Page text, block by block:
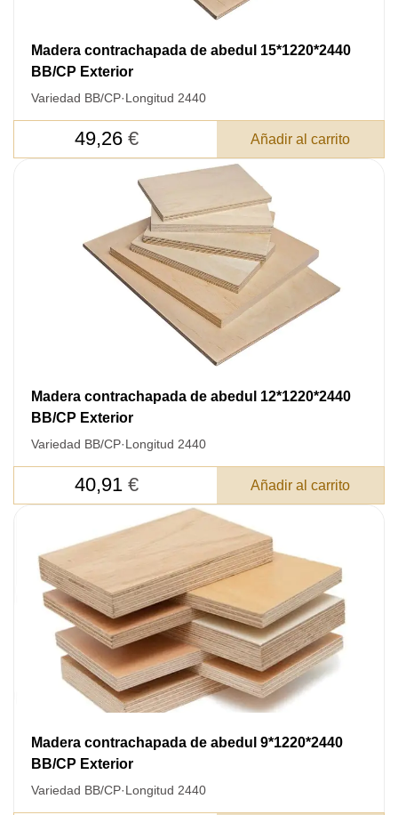
Madera contrachapada de abedul 15*1220*2440
BB/CP Exterior
Variedad BB/CP·Longitud 2440
49,26 € Añadir al carrito
Madera contrachapada de abedul 12*1220*2440
BB/CP Exterior
Variedad BB/CP·Longitud 2440
40,91 € Añadir al carrito
Madera contrachapada de abedul 9*1220*2440
BB/CP Exterior
Variedad BB/CP·Longitud 2440
Acepto el procesamientodatos personales.
Todos los campos son obligatorios.
Total a pagar:3050 €
pondremos en contacto con usted.
y discutiremos los métodos de pago y entrega.